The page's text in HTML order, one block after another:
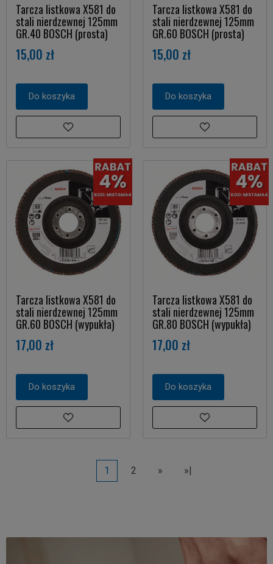
Tarcza listkowa X581 do
stali nierdzewnej 125mm
GR.40 BOSCH (prosta)
15,00 zł
Do koszyka
Tarcza listkowa X581 do
stali nierdzewnej 125mm
GR.60 BOSCH (prosta)
15,00 zł
Do koszyka
Tarcza listkowa X581 do
stali nierdzewnej 125mm
GR.60 BOSCH (wypukła)
17,00 zł
Do koszyka
Tarcza listkowa X581 do
stali nierdzewnej 125mm
GR.80 BOSCH (wypukła)
17,00 zł
Do koszyka
1 2 » »|